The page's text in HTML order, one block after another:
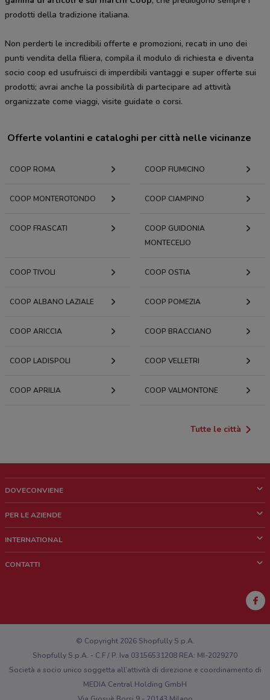
prodotti della tradizione italiana.
Non perderti le incredibili offerte e promozioni, recati in uno dei
punti vendita della filiera, compila il modulo di richiesta e diventa
socio coop ed usufruisci di imperdibili vantaggi e super offerte sui
prodotti; avrai anche la possibilità di partecipare ad attività
organizzate come viaggi, visite guidate o corsi.
Offerte volantini e cataloghi per città nelle vicinanze
COOP ROMA COOP FIUMICINO
COOP MONTEROTONDO COOP CIAMPINO
COOP FRASCATI
COOP GUIDONIA
MONTECELIO
COOP TIVOLI COOP OSTIA
COOP ALBANO LAZIALE COOP POMEZIA
COOP ARICCIA COOP BRACCIANO
COOP LADISPOLI COOP VELLETRI
COOP APRILIA COOP VALMONTONE
Tutte le città
DOVECONVIENE
Chi siamo
Lavora con noi
PER LE AZIENDE
Richieste commerciali e marketing
INTERNATIONAL
CONTATTI
Hai un malfunzionamento sul web o sull'app?
© Copyright 2026 Shopfully S.p.A.
Shopfully S.p.A. - C.F / P. Iva 03156531208 REA: MI-2029270
Società a socio unico soggetta all’attività di direzione e coordinamento di
MEDIA Central Holding GmbH